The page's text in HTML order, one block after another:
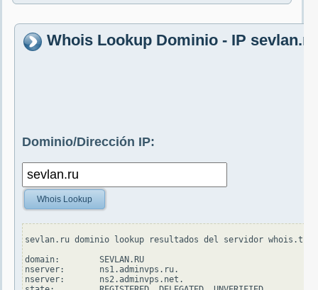
Whois Lookup Dominio - IP sevlan.ru
Dominio/Dirección IP:
Whois Lookup
sevlan.ru dominio lookup resultados del servidor
domain:        SEVLAN.RU
nserver:       ns1.adminvps.ru.
nserver:       ns2.adminvps.net.